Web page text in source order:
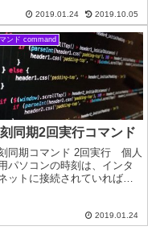
状況なのか分かるようになっ
ます。パソコンの保守をさ
方はよく見る...
2019.01.24 2019.10.05
ンド command
同期2回実行コマンド
同期コマンド 2回実行 個人
パソコンの時刻は、インタ
ットに接続されていれば自
などで時刻がずれてしまうこ
まれにあります。時刻同期
2019.01.24